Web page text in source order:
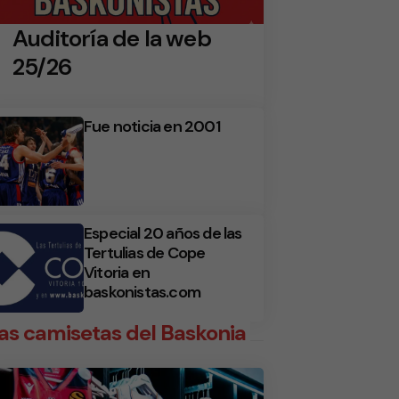
Auditoría de la web
25/26
Fue noticia en 2001
Especial 20 años de las
Tertulias de Cope
Vitoria en
baskonistas.com
camisetas del Baskonia